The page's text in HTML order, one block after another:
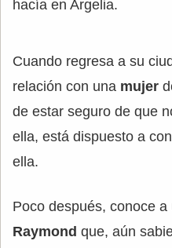
hacía en Argelia.
Cuando regresa a su
relación con una mujer
de estar seguro de que
ella, está dispuesto a
ella.
Poco después, conoce
Raymond que, aún